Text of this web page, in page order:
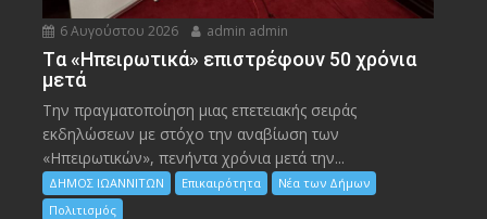
6 Αυγούστου 2026 admin admin
Tα «Ηπειρωτικά» επιστρέφουν 50 χρόνια
μετά
Την πραγματοποίηση μιας επετειακής σειράς
εκδηλώσεων με στόχο την αναβίωση των
«Ηπειρωτικών», πενήντα χρόνια μετά την...
ΔΗΜΟΣ ΙΩΑΝΝΙΤΩΝ Επικαιρότητα
Νέα των Δήμων
Πολιτισμός